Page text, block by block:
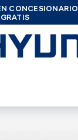
CONCESIONARIO
GRATIS